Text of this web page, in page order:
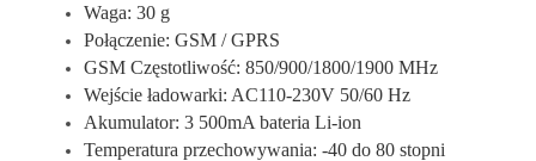
Waga: 30 g
Połączenie: GSM / GPRS
GSM Częstotliwość: 850/900/1800/1900 MHz
Wejście ładowarki: AC110-230V 50/60 Hz
Akumulator: 3 500mA bateria Li-ion
Temperatura przechowywania: -40 do 80 stopni